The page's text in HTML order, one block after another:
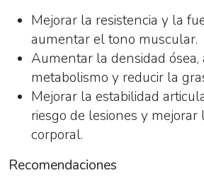
Mejorar la resistencia y la
aumentar el tono muscular.
Aumentar la densidad
metabolismo y reducir la
Mejorar la estabilidad
riesgo de lesiones y mejorar
corporal.
Recomendaciones